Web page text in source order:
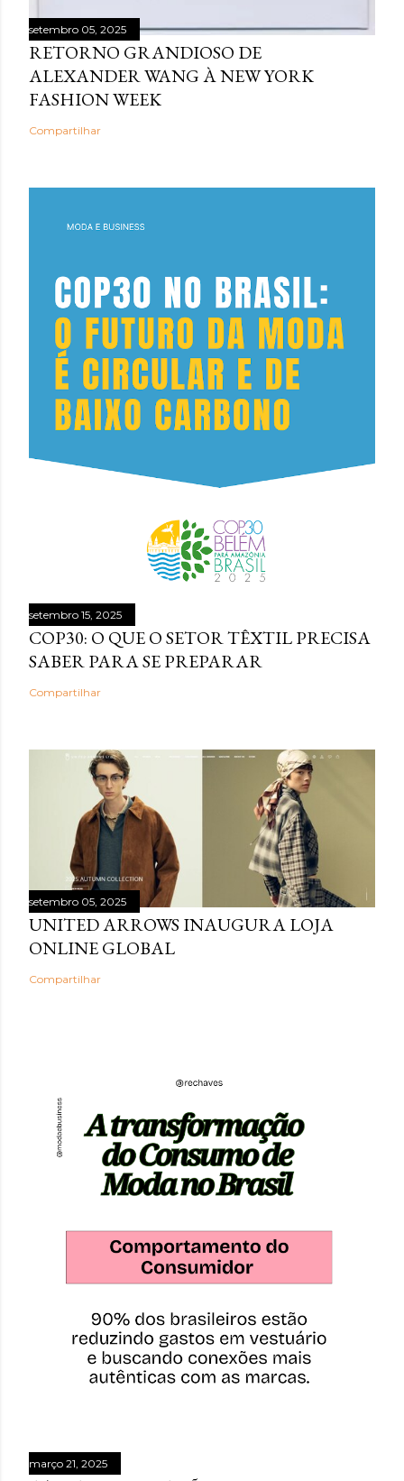
setembro 05, 2025
RETORNO GRANDIOSO DE
ALEXANDER WANG À NEW YORK
FASHION WEEK
Compartilhar
setembro 15, 2025
COP30: O QUE O SETOR TÊXTIL PRECISA
SABER PARA SE PREPARAR
Compartilhar
setembro 05, 2025
UNITED ARROWS INAUGURA LOJA
ONLINE GLOBAL
Compartilhar
março 21, 2025